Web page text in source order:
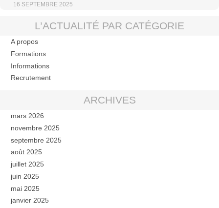
16 SEPTEMBRE 2025
L’ACTUALITÉ PAR CATÉGORIE
A propos
Formations
Informations
Recrutement
ARCHIVES
mars 2026
novembre 2025
septembre 2025
août 2025
juillet 2025
juin 2025
mai 2025
janvier 2025